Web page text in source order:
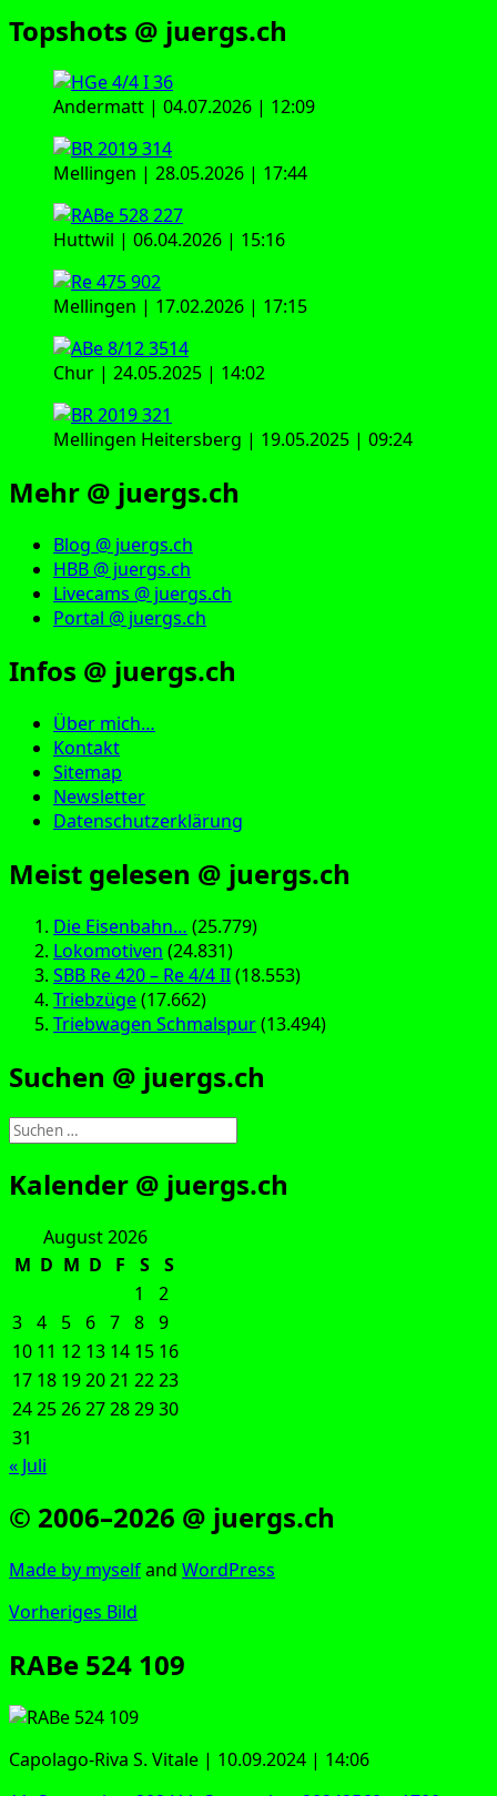
Topshots @ juergs.ch
Andermatt | 04.07.2026 | 12:09
Mellingen | 28.05.2026 | 17:44
Huttwil | 06.04.2026 | 15:16
Mellingen | 17.02.2026 | 17:15
Chur | 24.05.2025 | 14:02
Mellingen Heitersberg | 19.05.2025 | 09:24
Mehr @ juergs.ch
Blog @ juergs.ch
HBB @ juergs.ch
Livecams @ juergs.ch
Portal @ juergs.ch
Infos @ juergs.ch
Über mich…
Kontakt
Sitemap
Newsletter
Datenschutzerklärung
Meist gelesen @ juergs.ch
Die Eisenbahn… (25.779)
Lokomotiven (24.831)
SBB Re 420 – Re 4/4 II(18.553)
Triebzüge(17.662)
Triebwagen Schmalspur(13.494)
Suchen @ juergs.ch
Suchen
nach:
Kalender @ juergs.ch
August 2026
M D M D F S
S
1
2
3 4 5 6 7 8 9
10 11 12 13 14 15 16
17 18 192021 2223
24252627282930
31
« Juli
© 2006–2026 @ juergs.ch
Made by mys­elfand Word­Press
Vorheriges Bild
RABe 524 109
Capo­la­go-Riva S. Vita­le | 10.09.2024 | 14:06